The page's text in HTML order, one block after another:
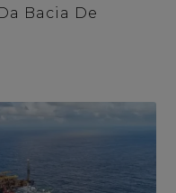
Bacia De